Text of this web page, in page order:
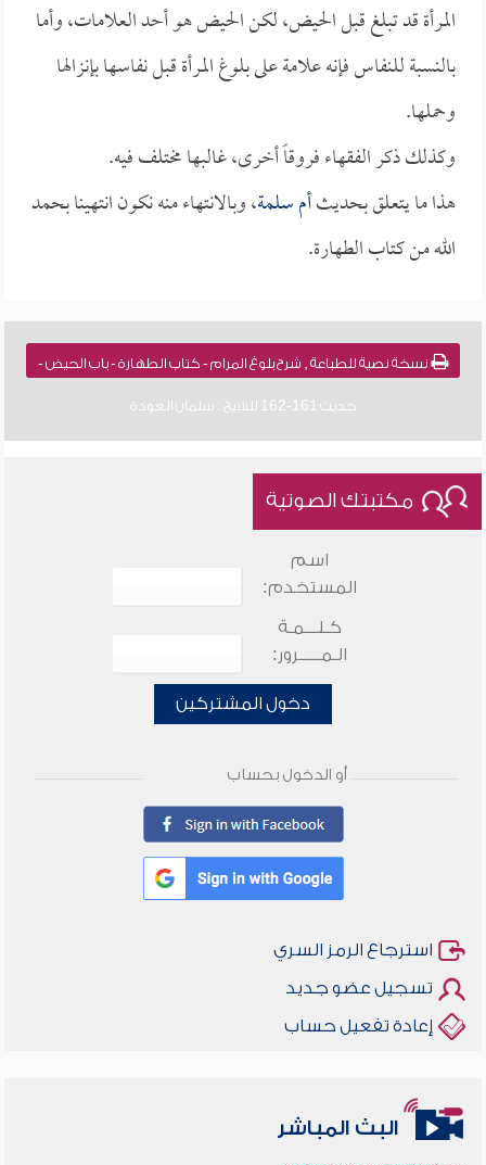
المرأة قد تبلغ قبل الحيض، لكن الحيض هو أحد العلامات، وأما
بالنسبة للنفاس فإنه علامة على بلوغ المرأة قبل نفاسها بإنزالها
وحملها.
وكذلك ذكر الفقهاء فروقاً أخرى، غالبها مختلف فيه.
هذا ما يتعلق بحديثأم سلمة، وبالانتهاء منه نكون انتهينا بحمد
الله من كتاب الطهارة.
نسخة نصية للطباعة , شرح بلوغ المرام - كتاب الطهارة - باب الحيض -
حديث 161-162 للشيخ : سلمان العودة
مكتبتك الصوتية
اسم
المستخدم:
كـلـــمـة
الـمـــــرور:
دخول المشتركين
أو الدخول بحساب
استرجاع الرمز السري
تسجيل عضو جديد
إعادة تفعيل حساب
البث المباشر
أخلاقنا أصالة ومعاصرة